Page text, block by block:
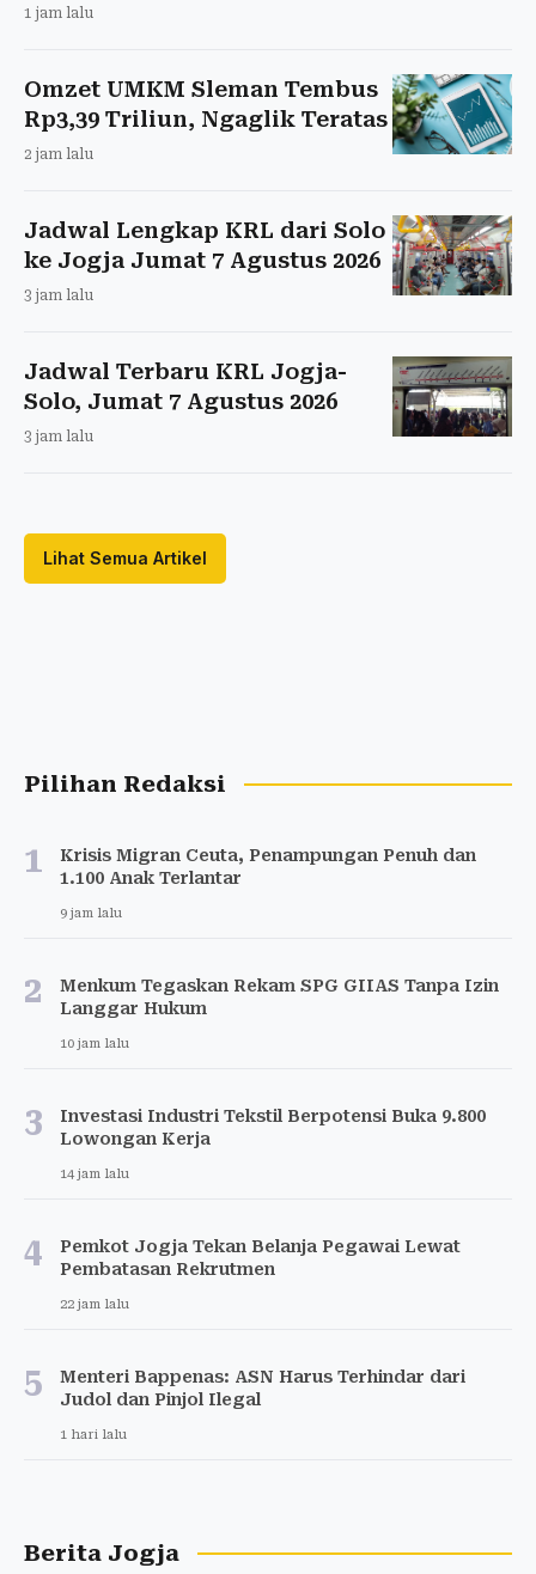
1 jam lalu
Omzet UMKM Sleman Tembus
Rp3,39 Triliun, Ngaglik Teratas
2 jam lalu
Jadwal Lengkap KRL dari Solo
ke Jogja Jumat 7 Agustus 2026
3 jam lalu
Jadwal Terbaru KRL Jogja-
Solo, Jumat 7 Agustus 2026
3 jam lalu
Lihat Semua Artikel
Pilihan Redaksi
1
Krisis Migran Ceuta, Penampungan Penuh dan
1.100 Anak Terlantar
9 jam lalu
2
Menkum Tegaskan Rekam SPG GIIAS Tanpa Izin
Langgar Hukum
10 jam lalu
3
Investasi Industri Tekstil Berpotensi Buka 9.800
Lowongan Kerja
14 jam lalu
4
Pemkot Jogja Tekan Belanja Pegawai Lewat
Pembatasan Rekrutmen
22 jam lalu
5
Menteri Bappenas: ASN Harus Terhindar dari
Judol dan Pinjol Ilegal
1 hari lalu
Berita Jogja